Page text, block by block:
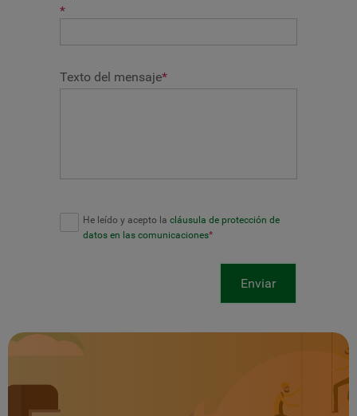
*
Texto del mensaje*
He leído y acepto la cláusula de protección de
datos en las comunicaciones*
Enviar